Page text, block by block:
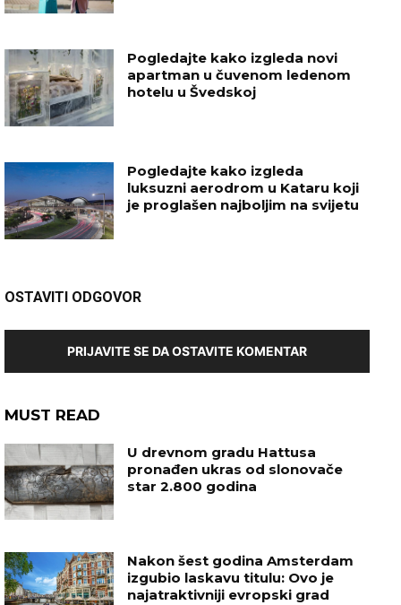
Pogledajte kako izgleda novi
apartman u čuvenom ledenom
hotelu u Švedskoj
Pogledajte kako izgleda
luksuzni aerodrom u Kataru koji
je proglašen najboljim na svijetu
OSTAVITI ODGOVOR
PRIJAVITE SE DA OSTAVITE KOMENTAR
MUST READ
U drevnom gradu Hattusa
pronađen ukras od slonovače
star 2.800 godina
Nakon šest godina Amsterdam
izgubio laskavu titulu: Ovo je
najatraktivniji evropski grad